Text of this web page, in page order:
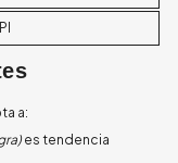
a:
es tendencia